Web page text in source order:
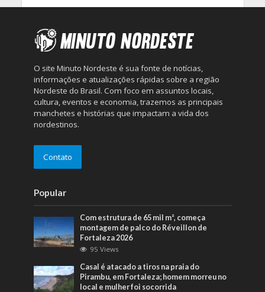
O site Minuto Nordeste é sua fonte de notícias,
informações e atualizações rápidas sobre a região
Nordeste do Brasil. Com foco em assuntos locais,
cultura, eventos e economia, trazemos as principais
manchetes e histórias que impactam a vida dos
nordestinos.
Contato
Popular
Com estrutura de 65 mil m², começa
montagem de palco do Réveillon de
Fortaleza 2026
95 Views
Casal é atacado a tiros na praia do
Pirambu, em Fortaleza; homem morreu no
local e mulher foi socorrida